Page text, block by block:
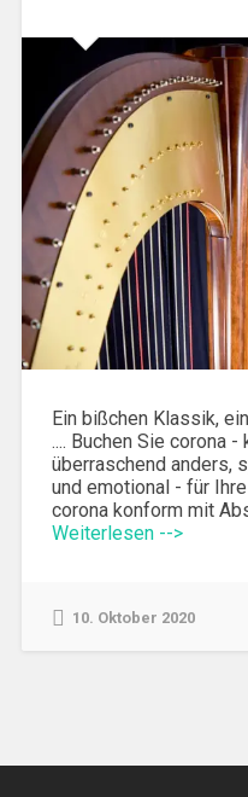
Ein bißchen Klassik,
.... Buchen Sie corona
überraschend anders,
und emotional - für
corona konform mit
Weiterlesen -->
10. Oktober 2020